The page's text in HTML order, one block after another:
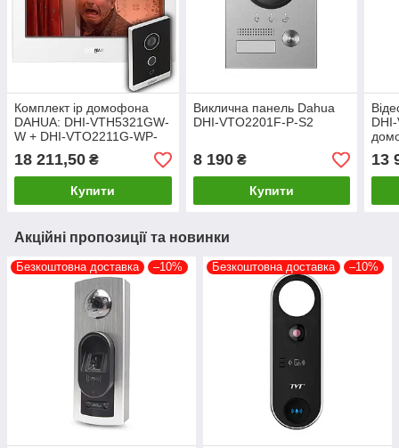
Комплект ip домофона
DAHUA: DHI-VTH5321GW-
W + DHI-VTO2211G-WP-
S2
18 211,50 ₴
Купити
Виклична панель Dahua
DHI-VTO2201F-P-S2
8 190₴
Купити
13
Акційні пропозиції та новинки
Безкоштовна доставка –10% Безкоштовна доставка –10%